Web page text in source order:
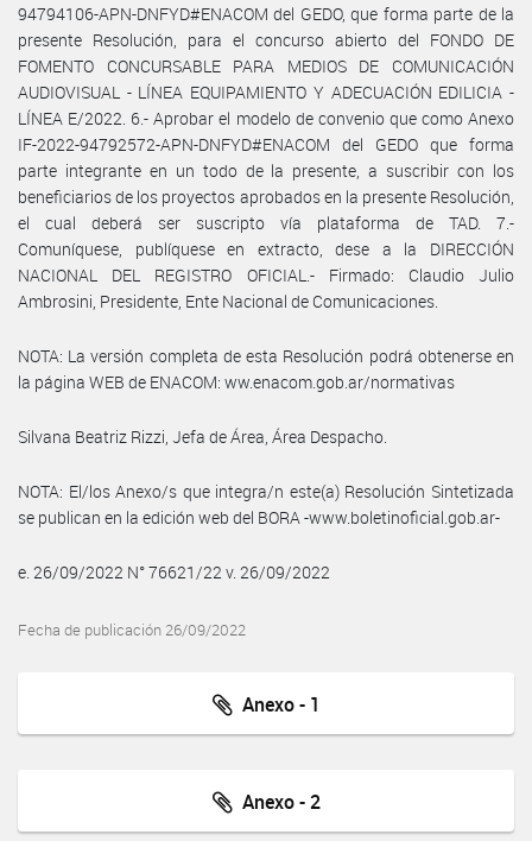
94794106-APN-DNFYD#ENACOM del GEDO, que forma parte de la
presente Resolución, para el concurso abierto del FONDO DE
FOMENTO CONCURSABLE PARA MEDIOS DE COMUNICACIÓN
AUDIOVISUAL - LÍNEA EQUIPAMIENTO Y ADECUACIÓN EDILICIA -
LÍNEA E/2022. 6.- Aprobar el modelo de convenio que como Anexo
IF-2022-94792572-APN-DNFYD#ENACOM del GEDO que forma
parte integrante en un todo de la presente, a suscribir con los
beneficiarios de los proyectos aprobados en la presente Resolución,
el cual deberá ser suscripto vía plataforma de TAD. 7.-
Comuníquese, publíquese en extracto, dese a la DIRECCIÓN
NACIONAL DEL REGISTRO OFICIAL.- Firmado: Claudio Julio
Ambrosini, Presidente, Ente Nacional de Comunicaciones.
NOTA: La versión completa de esta Resolución podrá obtenerse en
la página WEB de ENACOM: ww.enacom.gob.ar/normativas
Silvana Beatriz Rizzi, Jefa de Área, Área Despacho.
NOTA: El/los Anexo/s que integra/n este(a) Resolución Sintetizada
se publican en la edición web del BORA -www.boletinoficial.gob.ar-
e. 26/09/2022 N° 76621/22 v. 26/09/2022
Fecha de publicación 26/09/2022
Anexo - 1
Anexo - 2